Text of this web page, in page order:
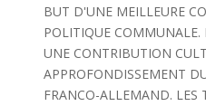
BUT D'UNE MEILLEURE
POLITIQUE COMMUNALE.
UNE CONTRIBUTION
APPROFONDISSEMENT
FRANCO-ALLEMAND. LES